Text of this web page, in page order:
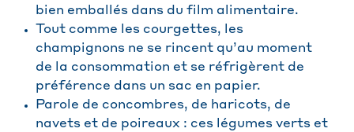
bien emballés dans du film alimentaire.
Tout comme les courgettes, les
champignons ne se rincent qu’au moment
de la consommation et se réfrigèrent de
préférence dans un sac en papier.
Parole de concombres, de haricots, de
navets et de poireaux : ces légumes verts et